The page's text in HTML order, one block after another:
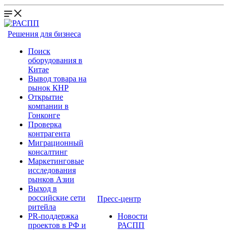
Решения для бизнеса
Поиск
оборудования в
Китае
Вывод товара на
рынок КНР
Открытие
компании в
Гонконге
Проверка
контрагента
Миграционный
консалтинг
Маркетинговые
исследования
рынков Азии
Выход в
российские сети
ритейла
PR-поддержка
проектов в РФ и
Пресс-центр
Новости
РАСПП